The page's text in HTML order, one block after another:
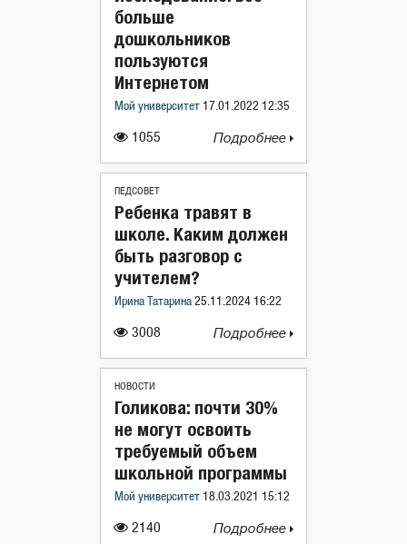
1055
больше
дошкольников
пользуются
Интернетом
Мой университет 17.01.2022 12:35
Подробнее
ПЕДСОВЕТ
3008
Ребенка травят в
школе. Каким должен
быть разговор с
учителем?
Ирина Татарина 25.11.2024 16:22
Подробнее
НОВОСТИ
2140
Голикова: почти 30%
не могут освоить
требуемый объем
школьной программы
Мой университет 18.03.2021 15:12
Подробнее